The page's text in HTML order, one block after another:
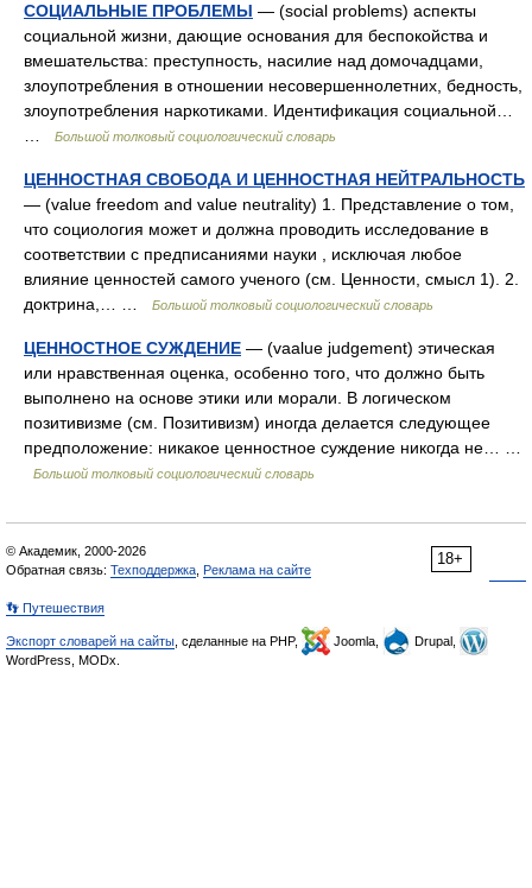
СОЦИАЛЬНЫЕ ПРОБЛЕМЫ — (social problems) аспекты
социальной жизни, дающие основания для беспокойства и
вмешательства: преступность, насилие над домочадцами,
злоупотребления в отношении несовершеннолетних, бедность,
злоупотребления наркотиками. Идентификация социальной…
Большой толковый социологический словарь
ЦЕННОСТНАЯ СВОБОДА И ЦЕННОСТНАЯ НЕЙТРАЛЬНОСТЬ
— (value freedom and value neutrality) 1. Представление о том,
что социология может и должна проводить исследование в
соответствии с предписаниями науки , исключая любое
влияние ценностей самого ученого (см. Ценности, смысл 1). 2.
доктрина,… …
Большой толковый социологический словарь
ЦЕННОСТНОЕ СУЖДЕНИЕ — (vaalue judgement) этическая
или нравственная оценка, особенно того, что должно быть
выполнено на основе этики или морали. В логическом
позитивизме (см. Позитивизм) иногда делается следующее
предположение: никакое ценностное суждение никогда не… …
Большой толковый социологический словарь
18+
© Академик, 2000-2026
Обратная связь: Техподдержка Реклама на сайте
👣 Путешествия
Экспорт словарей на сайты , сделанные на PHP, Joomla,
Drupal,
WordPress, MODx.